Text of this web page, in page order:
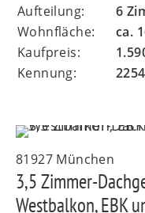
Aufteilung:
6
Wohnfläche:
ca.
Kaufpreis:
Kennung:
2254
81927 München
3,5 Zimmer-
Westbalkon, EBK